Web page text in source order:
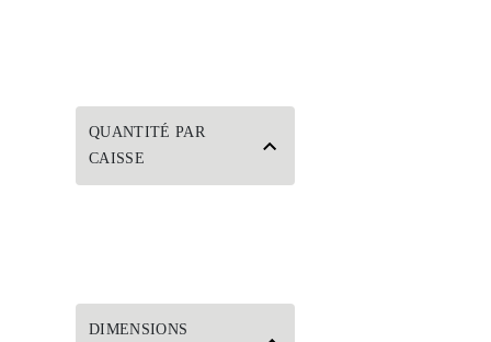
QUANTITÉ PAR
CAISSE
DIMENSIONS